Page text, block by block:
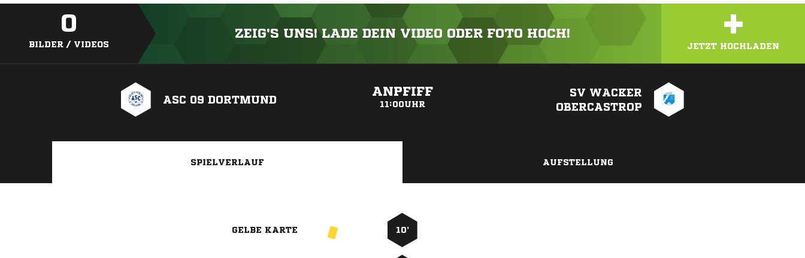
0
BILDER / VIDEOS
ZEIG'S UNS! LADE DEIN VIDEO ODER FOTO HOCH! +
JETZT HOCHLADEN
ASC 09 DORTMUND
ANPFIFF
11:00UHR
SV WACKER
OBERCASTROP
SPIELVERLAUF AUFSTELLUNG
GELBE KARTE 10’